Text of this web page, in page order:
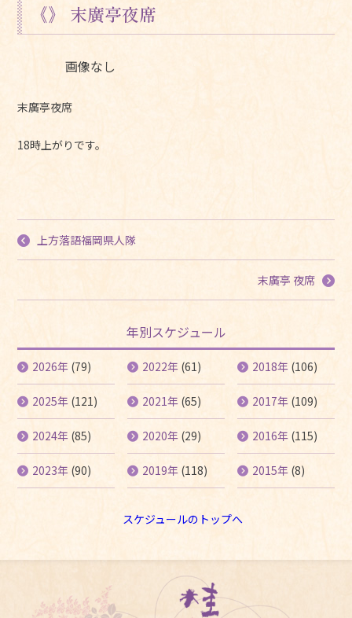
《》 末廣亭夜席
画像なし
末廣亭夜席
18時上がりです。
上方落語福岡県人隊
末廣亭 夜席
年別スケジュール
2026年 (79)
2025年 (121)
2024年 (85)
2023年 (90)
2022年 (61)
2021年 (65)
2020年 (29)
2019年 (118)
2018年(106)
2017年(109)
2016年(115)
2015年(8)
スケジュールのトップへ